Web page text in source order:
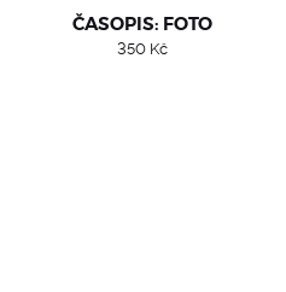
ČASOPIS: FOTO
350 Kč